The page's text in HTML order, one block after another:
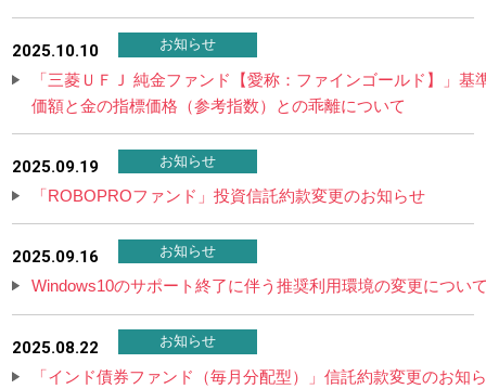
2025.10.10 お知らせ
「三菱ＵＦＪ 純金ファンド【愛称：ファインゴールド】」基
価額と金の指標価格（参考指数）との乖離について
2025.09.19 お知らせ
「ROBOPROファンド」投資信託約款変更のお知らせ
2025.09.16 お知らせ
Windows10のサポート終了に伴う推奨利用環境の変更につい
2025.08.22 お知らせ
「インド債券ファンド（毎月分配型）」信託約款変更のお知